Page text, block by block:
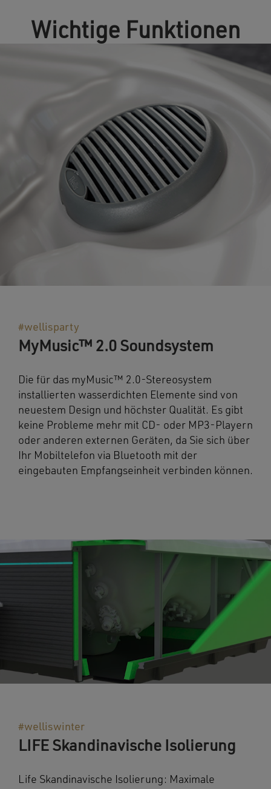
Wichtige Funktionen
#wellisparty
MyMusic™ 2.0 Soundsystem
Die für das myMusic™ 2.0-Stereosystem
installierten wasserdichten Elemente sind von
neuestem Design und höchster Qualität. Es gibt
keine Probleme mehr mit CD- oder MP3-Playern
oder anderen externen Geräten, da Sie sich über
Ihr Mobiltelefon via Bluetooth mit der
eingebauten Empfangseinheit verbinden können.
#welliswinter
LIFE Skandinavische Isolierung
Life Skandinavische Isolierung: Maximale